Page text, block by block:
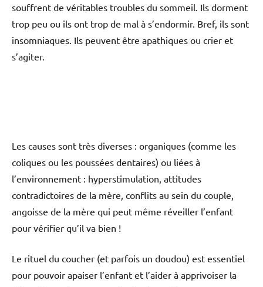
souffrent de véritables troubles du sommeil. Ils dorment
trop peu ou ils ont trop de mal à s’endormir. Bref, ils sont
insomniaques. Ils peuvent être apathiques ou crier et
s’agiter.
Les causes sont très diverses : organiques (comme les
coliques ou les poussées dentaires) ou liées à
l’environnement : hyperstimulation, attitudes
contradictoires de la mère, conflits au sein du couple,
angoisse de la mère qui peut même réveiller l’enfant
pour vérifier qu’il va bien !
Le rituel du coucher (et parfois un doudou) est essentiel
pour pouvoir apaiser l’enfant et l’aider à apprivoiser la